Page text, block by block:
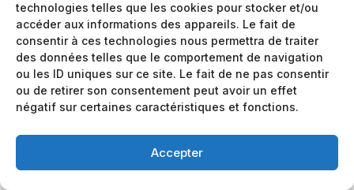
technologies telles que les cookies pour stocker et/ou
accéder aux informations des appareils. Le fait de
consentir à ces technologies nous permettra de traiter
des données telles que le comportement de navigation
ou les ID uniques sur ce site. Le fait de ne pas consentir
ou de retirer son consentement peut avoir un effet
négatif sur certaines caractéristiques et fonctions.
Accepter
Tomámos um café e comemos churros, comprados
numa das padarias locais, enquanto admirávamos os
primeiros raios de sol a acariciar as fachadas da
praça.
Depois, aproveite para passear e admirar a elegante
fonte ou mesmo entrar na Igreja de Nossa Senhora
do Socorro, que dá o nome à praça.